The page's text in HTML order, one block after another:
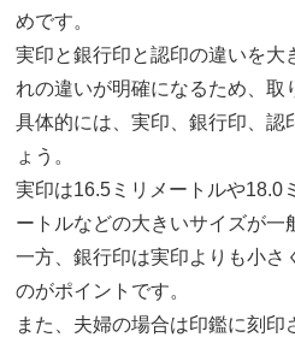
めです。
実印と銀行印と認印の違いを大
れの違いが明確になるため、取
具体的には、実印、銀行印、認
ょう。
実印は16.5ミリメートルや18.0
ートルなどの大きいサイズが一
一方、銀行印は実印よりも小さ
のがポイントです。
また、夫婦の場合は印鑑に刻印